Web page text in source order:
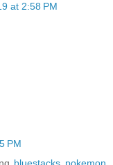
at 2:58 PM
PM